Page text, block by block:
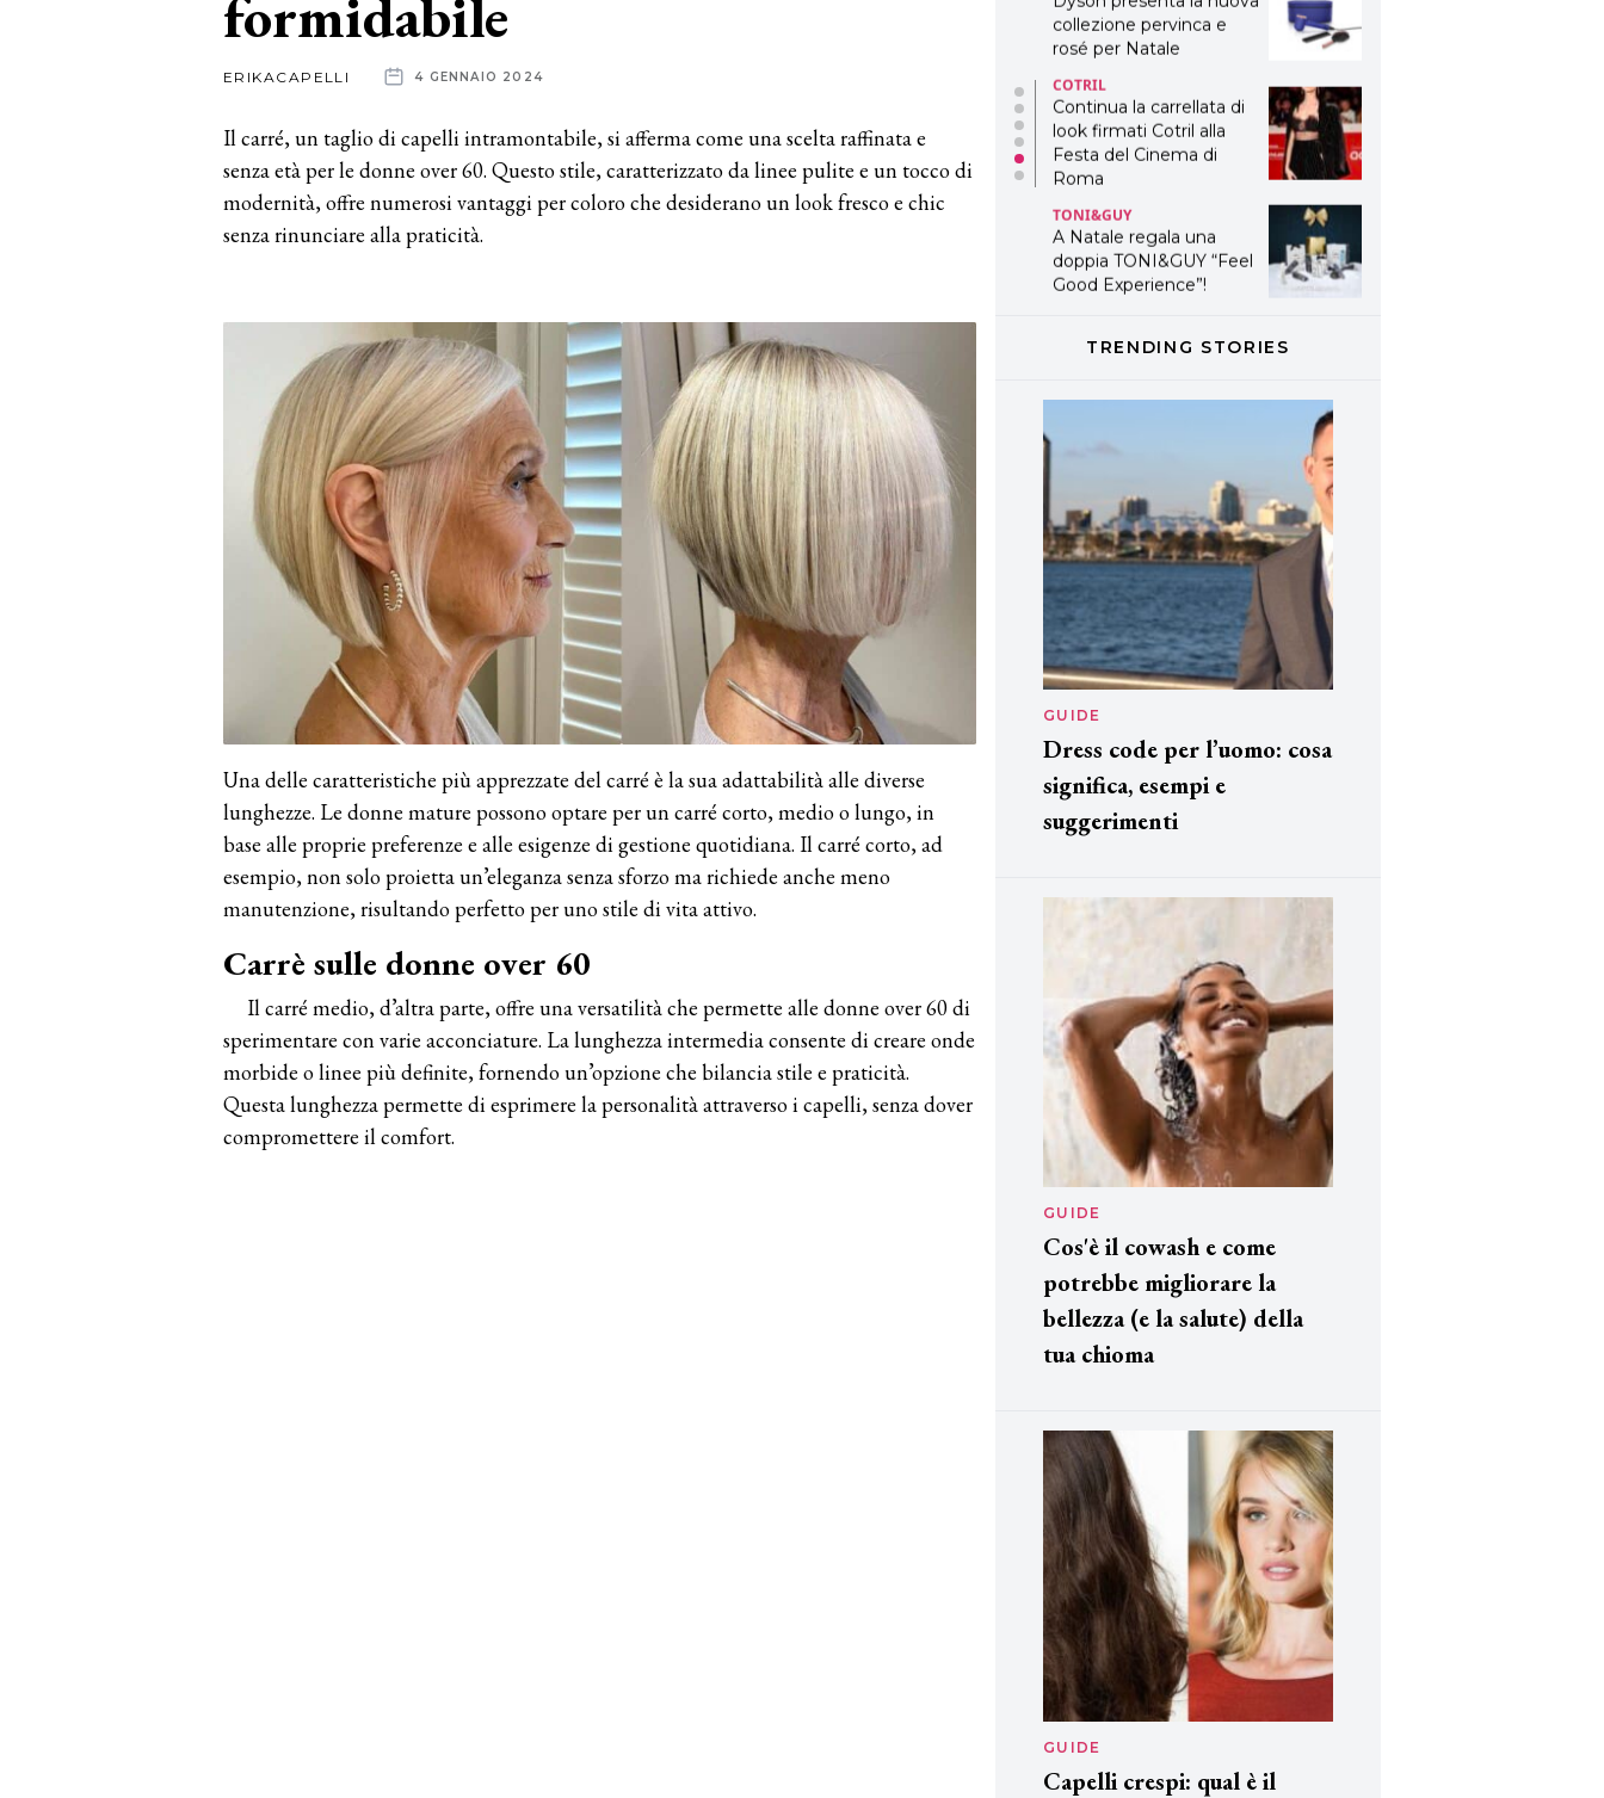
formidabile
ERIKACAPELLI 4 GENNAIO 2024
Il carré, un taglio di capelli intramontabile, si afferma come una scelta raffinata e
senza età per le donne over 60. Questo stile, caratterizzato da linee pulite e un tocco di
modernità, offre numerosi vantaggi per coloro che desiderano un look fresco e chic
senza rinunciare alla praticità.
Una delle caratteristiche più apprezzate del carré è la sua adattabilità alle diverse
lunghezze. Le donne mature possono optare per un carré corto, medio o lungo, in
base alle proprie preferenze e alle esigenze di gestione quotidiana. Il carré corto, ad
esempio, non solo proietta un’eleganza senza sforzo ma richiede anche meno
manutenzione, risultando perfetto per uno stile di vita attivo.
Carrè sulle donne over 60
Il carré medio, d’altra parte, offre una versatilità che permette alle donne over 60 di
sperimentare con varie acconciature. La lunghezza intermedia consente di creare onde
morbide o linee più definite, fornendo un’opzione che bilancia stile e praticità.
Questa lunghezza permette di esprimere la personalità attraverso i capelli, senza dover
compromettere il comfort.
collezione pervinca e
rosé per Natale
COTRIL
Continua la carrellata di
look firmati Cotril alla
Festa del Cinema di
Roma
TONI&GUY
A Natale regala una
doppia TONI&GUY “Feel
Good Experience”!
LABEL.M lancia la sua
DAVINES
cofanetti beauty preziosi
per un regalo adatto ad
ogni capello
TRENDING STORIES
GUIDE
Dress code per l’uomo: cosa
significa, esempi e
suggerimenti
GUIDE
Cos'è il cowash e come
potrebbe migliorare la
bellezza (e la salute) della
tua chioma
GUIDE
Capelli crespi: qual è il